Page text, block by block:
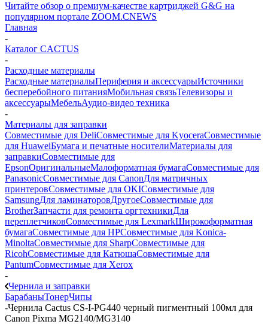
Читайте обзор о премиум-качестве картриджей G&G на
популярном портале ZOOM.CNEWS
Главная
-
Каталог CACTUS
-
Расходные материалы
Расходные материалыПериферия и аксессуарыИсточники
бесперебойного питанияМобильная связьТелевизоры и
аксессуарыМебельАудио-видео техника
-
Материалы для заправки
Совместимые для DeliСовместимые для KyoceraСовместимые
для HuaweiБумага и печатные носителиМатериалы для
заправкиСовместимые для
EpsonОригинальныеМалоформатная бумагаСовместимые для
PanasonicСовместимые для CanonДля матричных
принтеровСовместимые для OKIСовместимые для
SamsungДля ламинаторовДругоеСовместимые для
BrotherЗапчасти для ремонта оргтехникиДля
переплетчиковСовместимые для LexmarkШирокоформатная
бумагаСовместимые для HPСовместимые для Konica-
MinoltaСовместимые для SharpСовместимые для
RicohСовместимые для КатюшаСовместимые для
PantumСовместимые для Xerox
-
Чернила и заправки
БарабаныТонерЧипы
-Чернила Cactus CS-I-PG440 черный пигментный 100мл для
Canon Pixma MG2140/MG3140